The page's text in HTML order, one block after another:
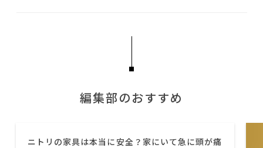
編集部のおすすめ
ニトリの家具は本当に安全？家にいて急に頭が痛